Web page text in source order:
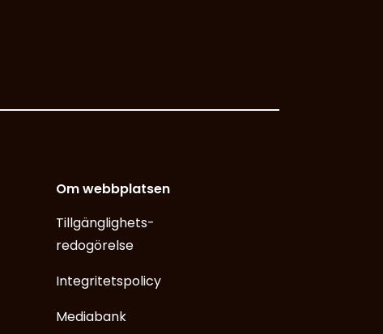
Om webbplatsen
Tillgänglighets­
redogörelse
Integritetspolicy
Mediabank